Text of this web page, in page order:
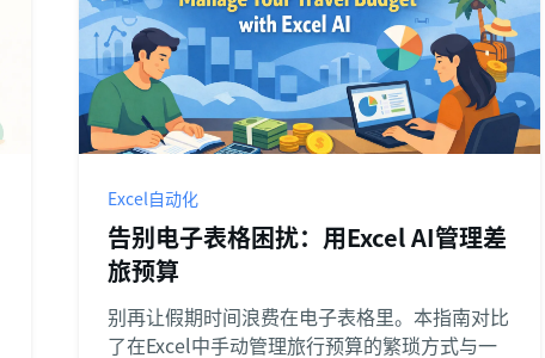
Excel自动化
告别电子表格困扰：用Excel AI管理差
旅预算
别再让假期时间浪费在电子表格里。本指南对比
了在Excel中手动管理旅行预算的繁琐方式与一